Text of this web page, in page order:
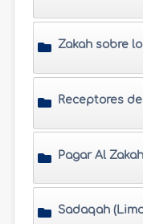
Receptores
Pagar Al Zakah